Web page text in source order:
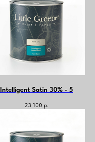
Intelligent Satin 30% - 5
23 100 р.